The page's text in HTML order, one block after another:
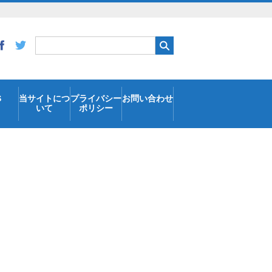
当サイトにつ
いて
プライバシー
ポリシー
お問い合わせ